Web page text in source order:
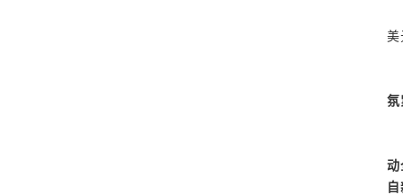
美
氛
动